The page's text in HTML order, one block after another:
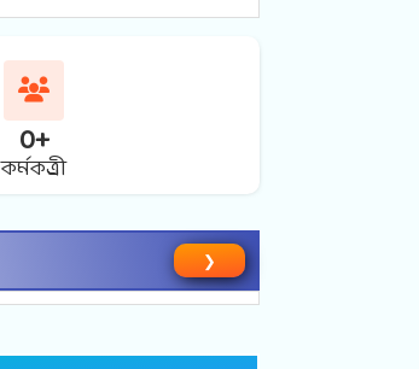
0+
কর্মকত্র্রী
❯